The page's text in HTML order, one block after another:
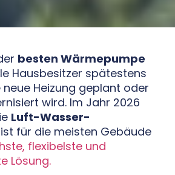
besten Wärmepumpe
Hausbesitzer spätestens
Heizung geplant oder
wird. Im Jahr 2026
Luft-Wasser-
ist für die meisten Gebäude
flexibelste und
Lösung.